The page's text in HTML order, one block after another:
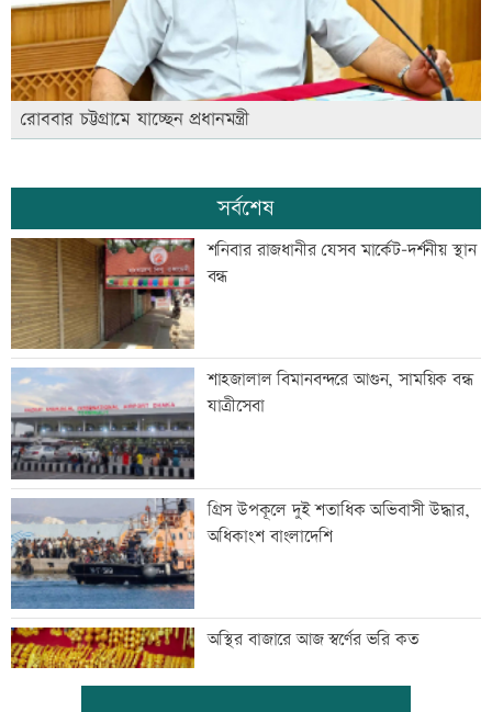
রোববার চট্টগ্রামে যাচ্ছেন প্রধানমন্ত্রী
সর্বশেষ
শনিবার রাজধানীর যেসব মার্কেট-দর্শনীয় স্থান
বন্ধ
শাহজালাল বিমানবন্দরে আগুন, সাময়িক বন্ধ
যাত্রীসেবা
গ্রিস উপকূলে দুই শতাধিক অভিবাসী উদ্ধার,
অধিকাংশ বাংলাদেশি
অস্থির বাজারে আজ স্বর্ণের ভরি কত